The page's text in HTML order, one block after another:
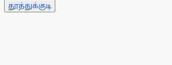
தூத்துக்குடி